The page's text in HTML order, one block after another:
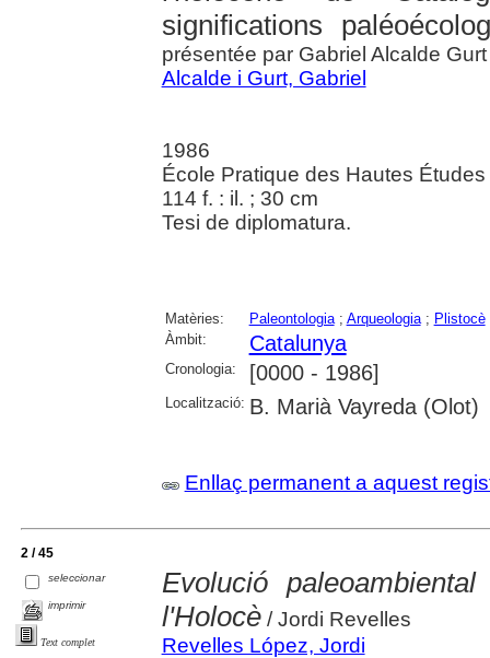
significations
présentée par Gabriel Alcalde Gurt
Alcalde i Gurt, Gabriel
1986
École Pratique des Hautes
114 f. : il. ; 30 cm
Tesi de diplomatura.
Matèries: Paleontologia; Arqueologia; Plistocè
Àmbit:
Catalunya
Cronologia: [0000 - 1986]
Localització: B. Marià Vayreda (Olot)
Enllaç permanent a aquest
2 / 45
seleccionar
imprimir
Text complet
Evolució
l'Holocè/ Jordi Revelles
Revelles López, Jordi